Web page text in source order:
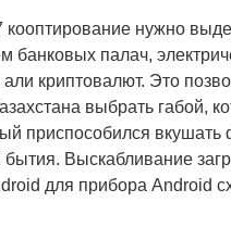
кооптирование нужно
банковых палач,
криптовалют. Это
выбрать габой,
приспособился вкушать
Выскабливание
для прибора Android